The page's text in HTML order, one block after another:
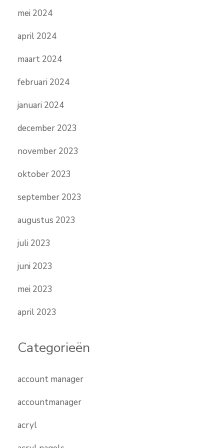
mei 2024
april 2024
maart 2024
februari 2024
januari 2024
december 2023
november 2023
oktober 2023
september 2023
augustus 2023
juli 2023
juni 2023
mei 2023
april 2023
Categorieën
account manager
accountmanager
acryl